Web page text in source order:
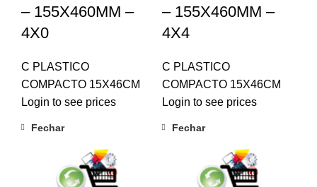
– 155X460MM –
4X0
C PLASTICO
COMPACTO 15X46CM
Login to see prices
– 155X460MM –
4X4
C PLASTICO
COMPACTO 15X46CM
Login to see prices
Fechar Fechar